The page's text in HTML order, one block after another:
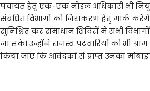
पंचायत हेतु एक-एक नोडल अधिकारी भी
संबंधित विभागों को निराकरण हेतु मार्क
सुनिश्चित कर समाधान शिविरों में सभी
जा सके। उन्होंने राजस्व पटवारियों को भी
किया जाए कि आवेदकों से प्राप्त उनका